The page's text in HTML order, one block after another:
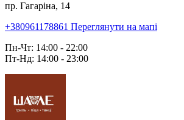
пр. Гагаріна, 14
+380961178861 Переглянути на мапі
Пн-Чт: 14:00 - 22:00
Пт-Нд: 14:00 - 23:00